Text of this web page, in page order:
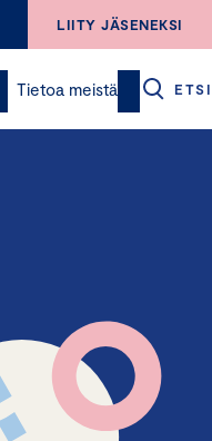
LIITY JÄSENEKSI
Tietoa meistä ETSI